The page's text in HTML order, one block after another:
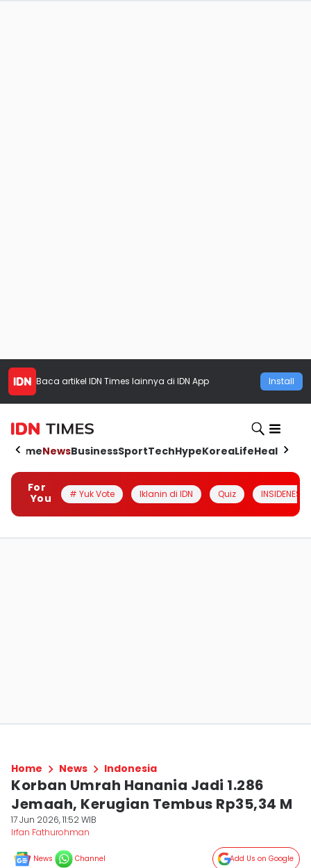
Baca artikel IDN Times lainnya di IDN App Install
HomeNewsBusinessSportTechHypeKoreaLifeHealth
For
You
# Yuk Vote Iklanin di IDN Quiz INSIDENESIA
Home News Indonesia
Korban Umrah Hanania Jadi 1.286
Jemaah, Kerugian Tembus Rp35,34 M
17 Jun 2026, 11:52 WIB
Irfan Fathurohman
News Channel Add Us on Google